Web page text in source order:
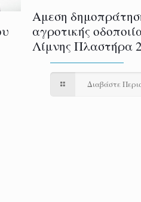
Αμεση
αγροτικής
Λίμνης Πλαστήρα
Διαβάστε